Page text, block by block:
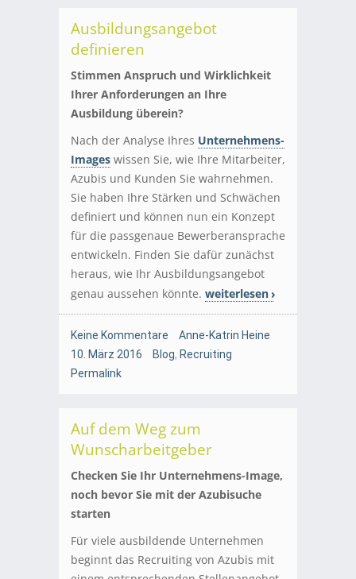
Ausbildungsangebot
definieren
Stimmen Anspruch und Wirklichkeit
Ihrer Anforderungen an Ihre
Ausbildung überein?
Nach der Analyse Ihres Unternehmens-
Images wissen Sie, wie Ihre Mitarbeiter,
Azubis und Kunden Sie wahrnehmen.
Sie haben Ihre Stärken und Schwächen
definiert und können nun ein Konzept
für die passgenaue Bewerberansprache
entwickeln. Finden Sie dafür zunächst
heraus, wie Ihr Ausbildungsangebot
genau aussehen könnte. weiterlesen
Keine Kommentare
Anne-Katrin Heine
10. März 2016
Blog, Recruiting
Permalink
Auf dem Weg zum
Wunscharbeitgeber
Checken Sie Ihr Unternehmens-Image,
noch bevor Sie mit der Azubisuche
starten
Für viele ausbildende Unternehmen
beginnt das Recruiting von Azubis mit